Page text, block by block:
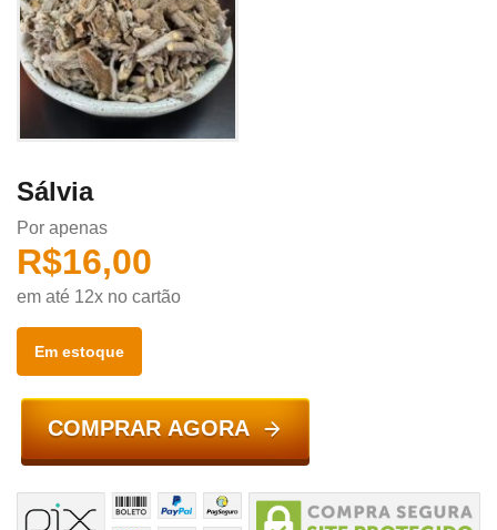
Sálvia
Por apenas
R$16,00
em até 12x no cartão
Em estoque
COMPRAR AGORA